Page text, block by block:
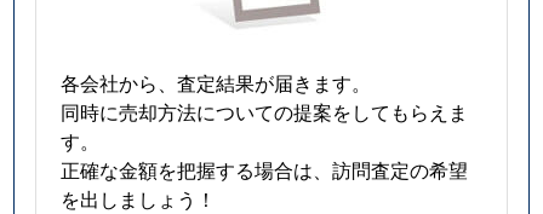
各会社から、査定結果が届きます。
同時に売却方法についての提案をしてもらえま
す。
正確な金額を把握する場合は、訪問査定の希望
を出しましょう！